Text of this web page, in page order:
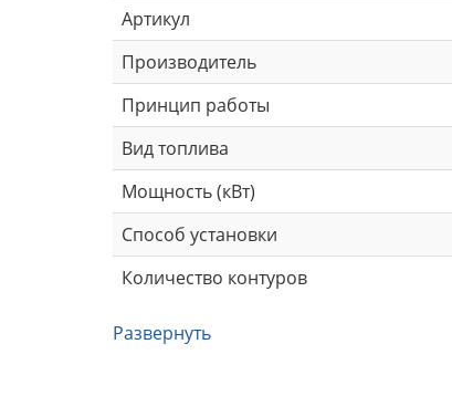
Артикул
Производитель
Принцип работы
Вид топлива
Мощность (кВт)
Способ установки
Количество контуров
Развернуть